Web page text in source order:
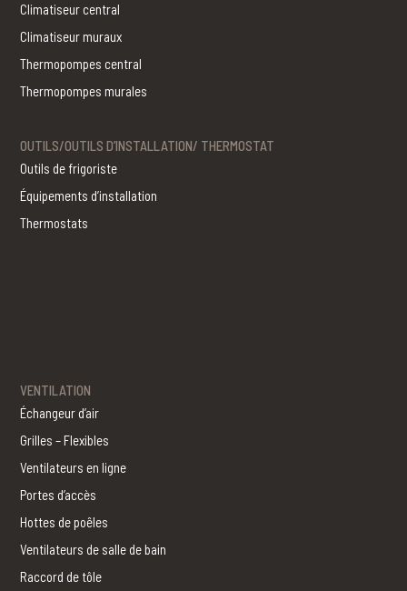
Climatiseur central
Climatiseur muraux
Thermopompes central
Thermopompes murales
OUTILS/OUTILS D’INSTALLATION/ THERMOSTAT
Outils de frigoriste
Équipements d’installation
Thermostats
VENTILATION
Échangeur d’air
Grilles – Flexibles
Ventilateurs en ligne
Portes d’accès
Hottes de poêles
Ventilateurs de salle de bain
Raccord de tôle